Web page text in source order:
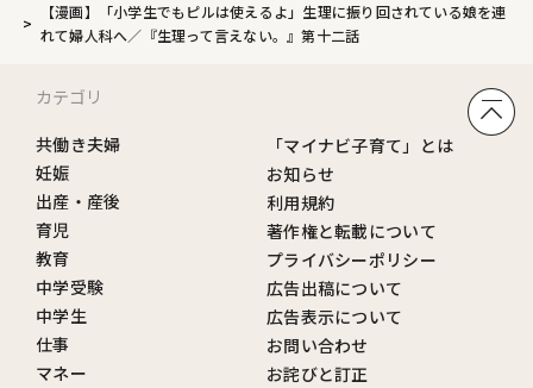
【漫画】「小学生でもピルは使えるよ」生理に振り回されている娘を連
れて婦人科へ／『生理って言えない。』第十二話
カテゴリ
共働き夫婦
妊娠
出産・産後
育児
教育
中学受験
中学生
仕事
マネー
「マイナビ子育て」とは
お知らせ
利用規約
著作権と転載について
プライバシーポリシー
広告出稿について
広告表示について
お問い合わせ
お詫びと訂正